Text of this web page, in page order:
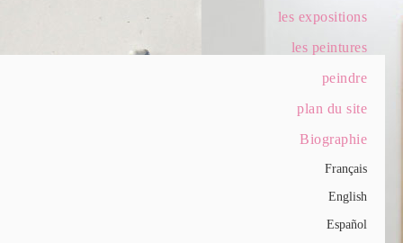
les expositions
les peintures
peindre
plan du site
Biographie
Français
English
Español